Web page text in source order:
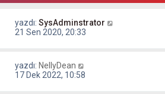
yazdı:SysAdminstrator
21 Sen 2020, 20:33
yazdı: NellyDean
17 Dek 2022, 10:58